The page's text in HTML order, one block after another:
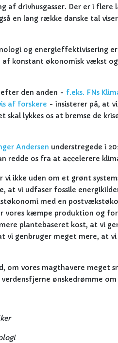
drivhusgasser. Der er i flere
en lang række danske tal
og energieffektivisering
konstant økonomisk vækst og
den anden - f.eks. FNs
af forskere - insisterer på, at
lykkes os at bremse de
Andersen understregede i
redde os fra at accelerere
vi ikke uden om et grønt
at vi udfaser fossile
med en
kæmpe produktion og
plantebaseret kost, at vi
vi genbruger meget mere, at
om vores magthavere meget
ønskedrømme